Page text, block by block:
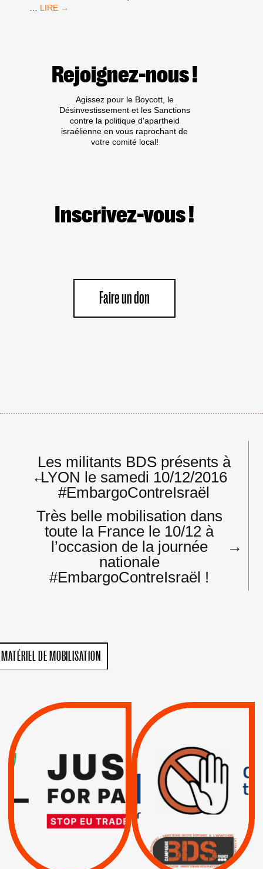
MANIFESTATION
MARSRejoignez-nous !
Agissez pour le Boycott, le
Désinvestissement et les Sanctions
contre la politique d'apartheid
israélienne en vous raprochant de
votre comité local!
Inscrivez-vous !
Faire un don
Navigation
de
l’article
←
Les militants BDS présents à
LYON le samedi 10/12/2016
#EmbargoContreIsraël
Très belle mobilisation dans
toute la France le 10/12 à
l’occasion de la journée
nationale
#EmbargoContreIsraël !
→
MATÉRIEL DE MOBILISATION
VIOLATIONS DES
SUSPENSION
TOTALE DE
L’ACCORD
D’ASSOCIATION UE-
ISRAËL
| Actus Pétitions
RESPECT DU DROIT
INTERNATIONAL ?
TRUMP, MACRON :
MÊME COMBAT
| Actus |
| Boycott militaire |
Lettres d'interpellation